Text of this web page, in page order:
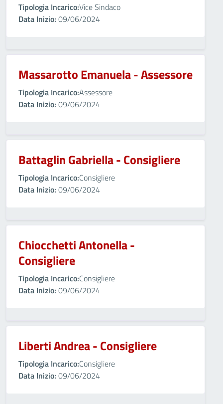
Tipologia Incarico:Vice Sindaco
Data Inizio: 09/06/2024
Massarotto Emanuela - Assessore
Tipologia Incarico:Assessore
Data Inizio: 09/06/2024
Battaglin Gabriella - Consigliere
Tipologia Incarico:Consigliere
Data Inizio: 09/06/2024
Chiocchetti Antonella -
Consigliere
Tipologia Incarico:Consigliere
Data Inizio: 09/06/2024
Liberti Andrea - Consigliere
Tipologia Incarico:Consigliere
Data Inizio: 09/06/2024